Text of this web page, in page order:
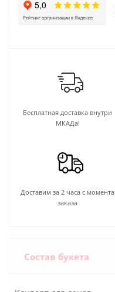
Бесплатная доставка внутри
МКАДа!
Доставим за 2 часа с момента
заказа
Состав букета